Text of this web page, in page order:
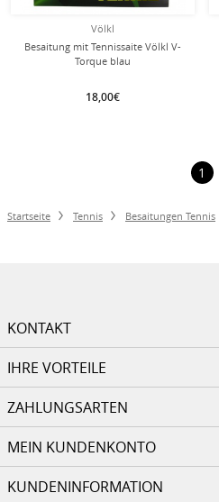
Völkl
Besaitung mit Tennissaite Völkl V-
Torque blau
18,00€
1
Startseite Tennis Besaitungen Tennis
KONTAKT
IHRE VORTEILE
ZAHLUNGSARTEN
MEIN KUNDENKONTO
KUNDENINFORMATION